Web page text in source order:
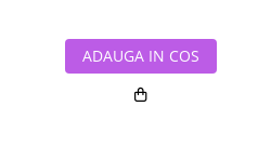
ADAUGA IN COS